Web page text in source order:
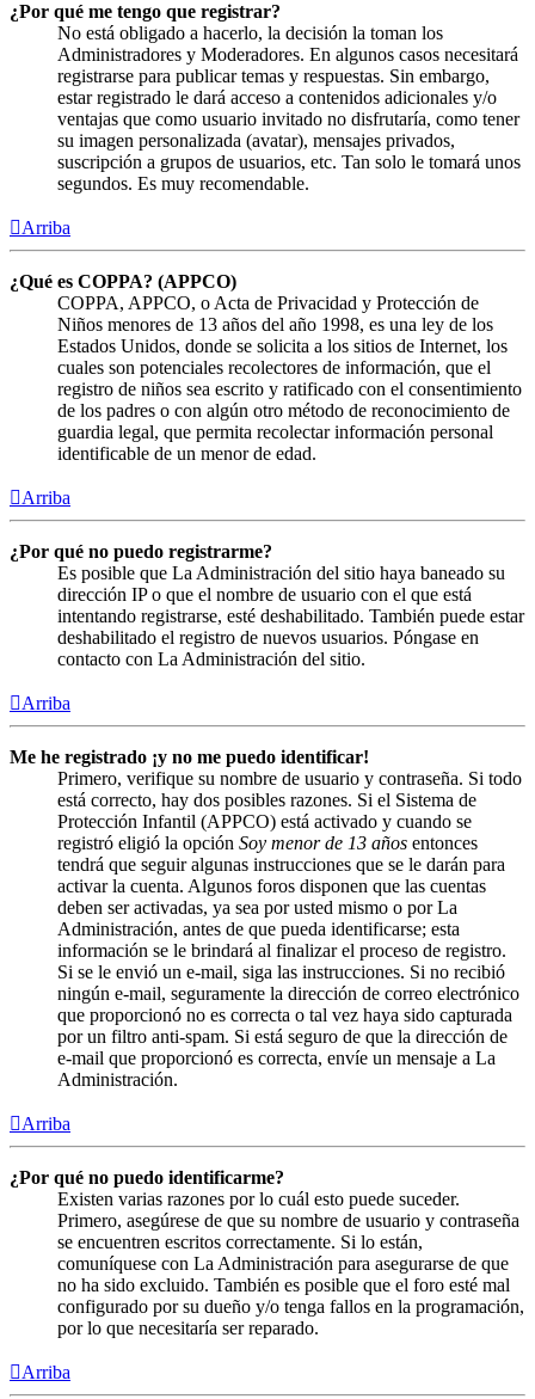
¿Por qué me tengo que registrar?
No está obligado a hacerlo, la decisión la toman los
Administradores y Moderadores. En algunos casos necesitará
registrarse para publicar temas y respuestas. Sin embargo,
estar registrado le dará acceso a contenidos adicionales y/o
ventajas que como usuario invitado no disfrutaría, como tener
su imagen personalizada (avatar), mensajes privados,
suscripción a grupos de usuarios, etc. Tan solo le tomará unos
segundos. Es muy recomendable.
Arriba
¿Qué es COPPA? (APPCO)
COPPA, APPCO, o Acta de Privacidad y Protección de
Niños menores de 13 años del año 1998, es una ley de los
Estados Unidos, donde se solicita a los sitios de Internet, los
cuales son potenciales recolectores de información, que el
registro de niños sea escrito y ratificado con el consentimiento
de los padres o con algún otro método de reconocimiento de
guardia legal, que permita recolectar información personal
identificable de un menor de edad.
Arriba
¿Por qué no puedo registrarme?
Es posible que La Administración del sitio haya baneado su
dirección IP o que el nombre de usuario con el que está
intentando registrarse, esté deshabilitado. También puede estar
deshabilitado el registro de nuevos usuarios. Póngase en
contacto con La Administración del sitio.
Arriba
Me he registrado ¡y no me puedo identificar!
Primero, verifique su nombre de usuario y contraseña. Si todo
está correcto, hay dos posibles razones. Si el Sistema de
Protección Infantil (APPCO) está activado y cuando se
registró eligió la opción Soy menor de 13 años entonces
tendrá que seguir algunas instrucciones que se le darán para
activar la cuenta. Algunos foros disponen que las cuentas
deben ser activadas, ya sea por usted mismo o por La
Administración, antes de que pueda identificarse; esta
información se le brindará al finalizar el proceso de registro.
Si se le envió un e-mail, siga las instrucciones. Si no recibió
ningún e-mail, seguramente la dirección de correo electrónico
que proporcionó no es correcta o tal vez haya sido capturada
por un filtro anti-spam. Si está seguro de que la dirección de
e-mail que proporcionó es correcta, envíe un mensaje a La
Administración.
Arriba
¿Por qué no puedo identificarme?
Existen varias razones por lo cuál esto puede suceder.
Primero, asegúrese de que su nombre de usuario y contraseña
se encuentren escritos correctamente. Si lo están,
comuníquese con La Administración para asegurarse de que
no ha sido excluido. También es posible que el foro esté mal
configurado por su dueño y/o tenga fallos en la programación,
por lo que necesitaría ser reparado.
Arriba